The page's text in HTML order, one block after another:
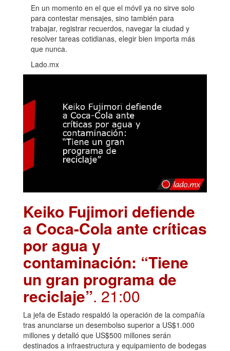
En un momento en el que el móvil ya no sirve solo
para contestar mensajes, sino también para
trabajar, registrar recuerdos, navegar la ciudad y
resolver tareas cotidianas, elegir bien importa más
que nunca.
Lado.mx
Keiko Fujimori defiende
a Coca-Cola ante críticas
por agua y
contaminación: “Tiene
un gran programa de
reciclaje”. 21:00
La jefa de Estado respaldó la operación de la compañía
tras anunciarse un desembolso superior a US$1.000
millones y detalló que US$500 millones serán
destinados a infraestructura y equipamiento de bodegas